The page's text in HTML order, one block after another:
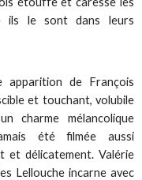
ils le sont dans leurs
apparition de François
et touchant, volubile
charme mélancolique
été filmée aussi
et délicatement. Valérie
Lellouche incarne avec